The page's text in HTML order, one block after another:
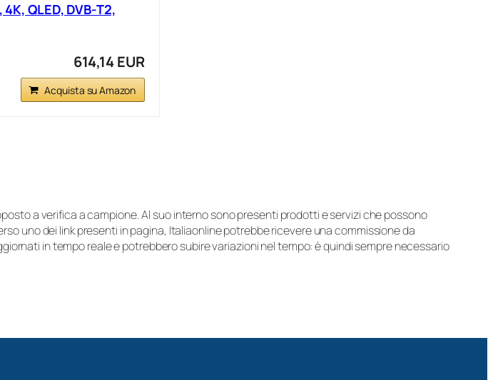
QLED, DVB-T2,
614,14 EUR
Acquista su Amazon
a verifica a campione. Al suo interno sono presenti prodotti e servizi che possono
uno dei link presenti in pagina, Italiaonline potrebbe ricevere una commissione da
in tempo reale e potrebbero subire variazioni nel tempo: è quindi sempre necessario